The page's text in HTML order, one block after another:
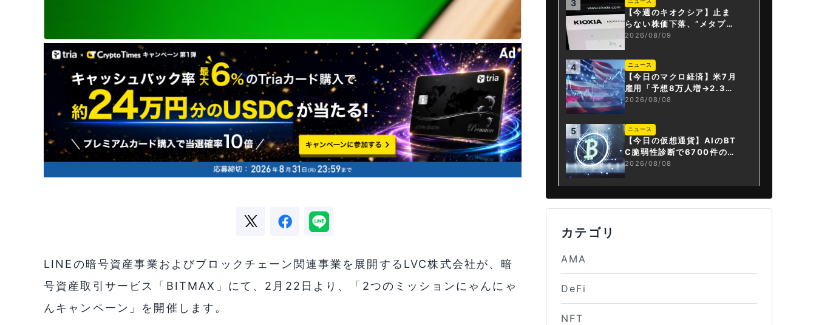
LINEの暗号資産事業およびブロックチェーン関連事業を展開するLVC株式会社が、暗
号資産取引サービス「BITMAX」にて、2月22日より、「2つのミッションにゃんにゃ
んキャンペーン」を開催します。
3
【今週のキオクシア】止ま
らない株価下落、”メタプラ
ネット化”の指摘は本当？
2026/08/09
4 ニュース
【今日のマクロ経済】米7月
雇用「予想8万人増→2.3万
人減」で利上げ観測後退
2026/08/08
5 ニュース
【今日の仮想通貨】AIのBT
C脆弱性診断で6700件の指
摘。赤字マイニング企業はA
Iに賭ける
2026/08/08
カテゴリ
AMA
DeFi
NFT